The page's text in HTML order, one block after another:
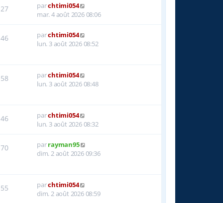
27 parchtimi054
mar. 4 août 2026 08:06
46 parchtimi054
lun. 3 août 2026 08:52
58 parchtimi054
lun. 3 août 2026 08:48
46 parchtimi054
lun. 3 août 2026 08:32
70 parrayman95
dim. 2 août 2026 09:36
55 parchtimi054
dim. 2 août 2026 08:59